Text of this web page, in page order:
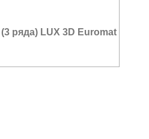
ряда) LUX 3D Euromat